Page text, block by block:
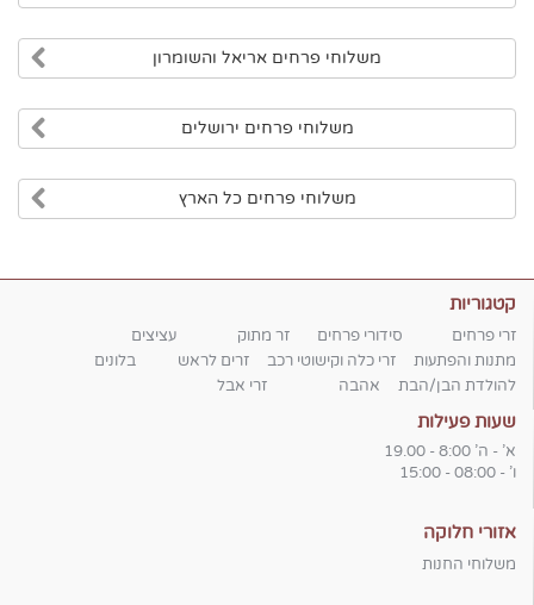
משלוחי פרחים אריאל והשומרון
משלוחי פרחים ירושלים
משלוחי פרחים כל הארץ
קטגוריות
זרי פרחים סידורי פרחים זר מתוק
עציצים
מתנות והפתעות
זרי כלה וקישוטי רכב זרים לראש
בלונים
להולדת הבן/הבת
אהבה זרי אבל
שעות פעילות
א' - ה' 8:00 - 19.00
ו' - 08:00 - 15:00
אזורי חלוקה
משלוחי החנות